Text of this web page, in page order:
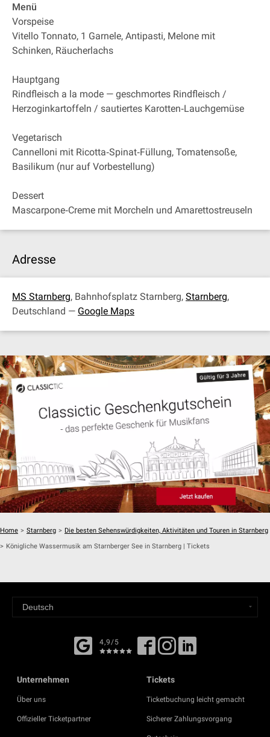
Menü
Vorspeise
Vitello Tonnato, 1 Garnele, Antipasti, Melone mit
Schinken, Räucherlachs
Hauptgang
Rindfleisch a la mode — geschmortes Rindfleisch /
Herzoginkartoffeln / sautiertes Karotten‐Lauchgemüse
Vegetarisch
Cannelloni mit Ricotta‐Spinat‐Füllung, Tomatensoße,
Basilikum (nur auf Vorbestellung)
Dessert
Mascarpone‐Creme mit Morcheln und Amarettostreuseln
Adresse
MS Starnberg, Bahnhofsplatz Starnberg, Starnberg,
Deutschland — Google Maps
Home > Starnberg > Die besten Sehenswürdigkeiten, Aktivitäten und Touren in Starnberg
> Königliche Wassermusik am Starnberger See in Starnberg | Tickets
4,9/5
Unternehmen
Über uns
Offizieller Ticketpartner
Tickets
Ticketbuchung leicht gemacht
Sicherer Zahlungsvorgang